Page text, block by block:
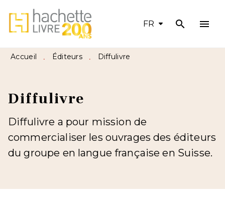
MENU RECHERCHE CONTENU
PIED DE PAGE
FR search menu
Accueil • Éditeurs • Diffulivre
Diffulivre
Diffulivre a pour mission de
commercialiser les ouvrages des éditeurs
du groupe en langue française en Suisse.